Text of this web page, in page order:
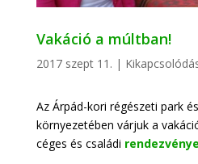
Vakáció a múltban!
2017 szept 11. |
Az Árpád-kori régészeti park
környezetében várjuk a
céges és családi